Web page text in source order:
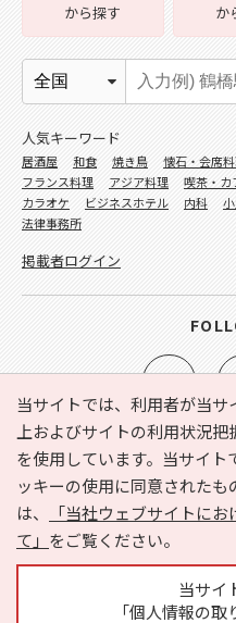
当サイトでは、利用者が当
上およびサイトの利用状況
を使用しています。当サイト
ッキーの使用に同意された
は、
「当社ウェブサイトに
て」 をご覧ください。
当サイ
「個人情報の
e-NAVITA（イーナビタ）とは？
利用規約
個人情報の取
サイトマップ
広告掲
から探す
か
人気キーワード
居酒屋 和食 焼き鳥 懐石・会席
フランス料理
アジア料理 喫茶・カ
カラオケ
ビジネスホテル 内科
法律事務所
掲載者ログイン